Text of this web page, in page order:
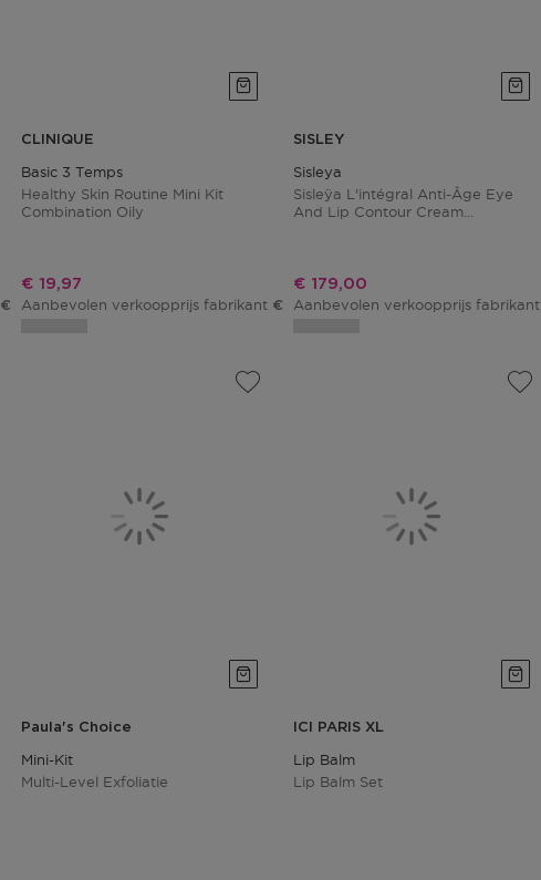
€ 29,00
CLINIQUE
Basic 3 Temps
Healthy Skin Routine Mini Kit
Combination Oily
Kortingsprijs
€ 19,97
Aanbevolen verkoopprijs fabrikant € 23,50
SISLEY
Sisleya
Sisleÿa L'intégral Anti-Âge Eye
And Lip Contour Cream
Kortingsprijs
€ 179,00
Aanbevolen verkoopprijs fabrikant
Paula's Choice
Mini-Kit
Multi-Level Exfoliatie
ICI PARIS XL
Lip Balm
Lip Balm Set